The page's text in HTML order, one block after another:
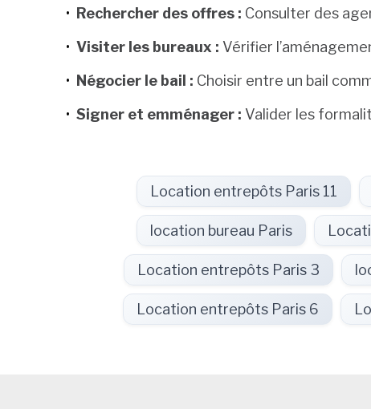
Rechercher des offres : Consulter des
Visiter les bureaux : Vérifier
Négocier le bail : Choisir entre un bail
Signer et emménager : Valider les
Location entrepôts Paris 11
location bureau Paris
Location entrepôts Paris 3
Location entrepôts Paris 6